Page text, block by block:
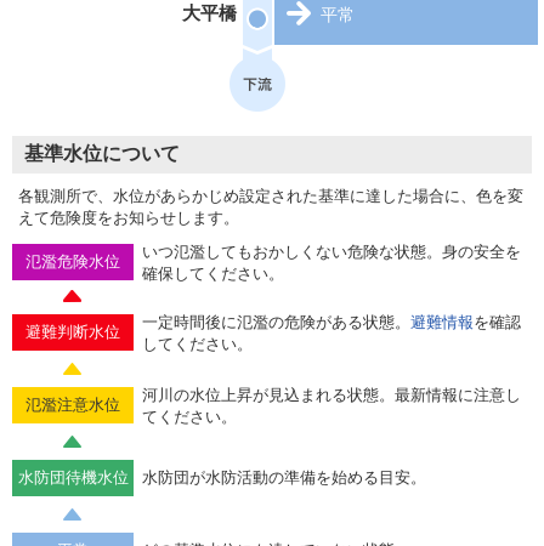
大平橋 平常
基準水位について
各観測所で、水位があらかじめ設定された基準に達した場合に、色を変
えて危険度をお知らせします。
氾濫危険水位
いつ氾濫してもおかしくない危険な状態。身の安全を
確保してください。
避難判断水位
一定時間後に氾濫の危険がある状態。 避難情報を確認
してください。
氾濫注意水位
河川の水位上昇が見込まれる状態。最新情報に注意し
てください。
水防団待機水位 水防団が水防活動の準備を始める目安。